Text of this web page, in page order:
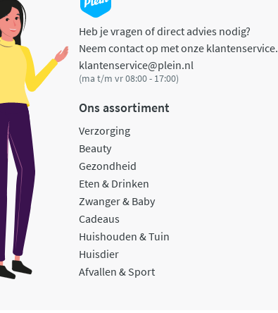
Heb je vragen of direct advies nodig?
Neem contact op met onze klantenservice.
klantenservice@plein.nl
(ma t/m vr 08:00 - 17:00)
Ons assortiment
Verzorging
Beauty
Gezondheid
Eten & Drinken
Zwanger & Baby
Cadeaus
Huishouden & Tuin
Huisdier
Afvallen & Sport